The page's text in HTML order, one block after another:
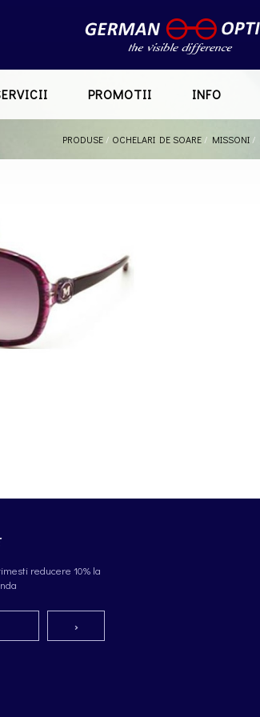
PROMOTII INFO
PRODUSE / OCHELARI DE SOARE / MISSONI /
reducere 10% la